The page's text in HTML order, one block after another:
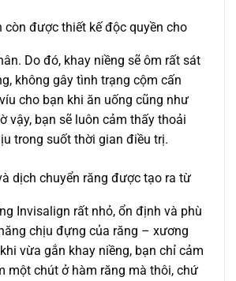
còn được thiết kế độc quyền cho
Do đó, khay niềng sẽ ôm rất sát
không gây tình trạng cộm cấn
cho bạn khi ăn uống cũng như
vậy, bạn sẽ luôn cảm thấy thoải
trong suốt thời gian điều trị.
dịch chuyển răng được tạo ra từ
Invisalign rất nhỏ, ổn định và phù
chịu đựng của răng – xương
vừa gắn khay niềng, bạn chỉ cảm
một chút ở hàm răng mà thôi, chứ